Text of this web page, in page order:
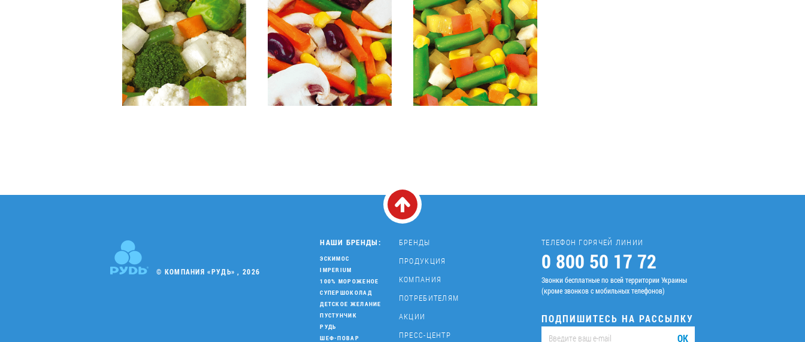
© КОМПАНИЯ «РУДЬ» , 2026
НАШИ БРЕНДЫ:
ЭСКИМОС
IMPERIUM
100% МОРОЖЕНОЕ
СУПЕРШОКОЛАД
ДЕТСКОЕ ЖЕЛАНИЕ
ПУСТУНЧИК
РУДЬ
ШЕФ-ПОВАР
БРЕНДЫ
ПРОДУКЦИЯ
КОМПАНИЯ
ПОТРЕБИТЕЛЯМ
АКЦИИ
ПРЕСС-ЦЕНТР
ТЕЛЕФОН ГОРЯЧЕЙ ЛИНИИ
0 800 50 17 72
Звонки бесплатные по всей территории Украины
(кроме звонков с мобильных телефонов)
ПОДПИШИТЕСЬ НА РАССЫЛКУ
ОК